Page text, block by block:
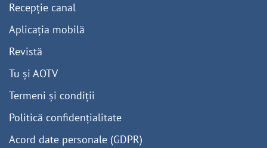
Recepție canal
Aplicația mobilă
Revistă
Tu și AOTV
Termeni și condiții
Politică confidențialitate
Acord date personale (GDPR)